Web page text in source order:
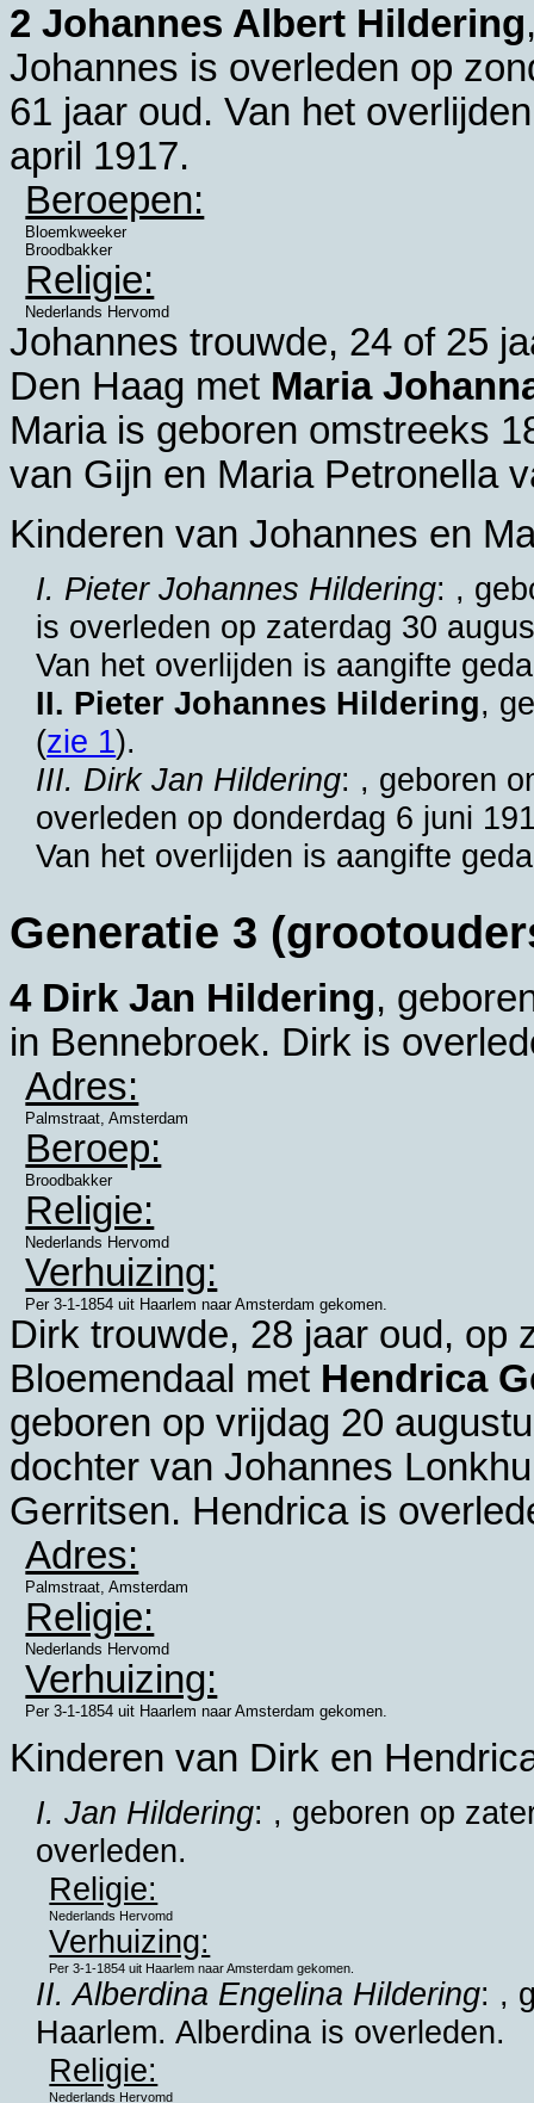
2 Johannes Albert Hildering
Johannes is overleden op
61 jaar oud. Van het
april 1917.
Beroepen:
Bloemkweeker
Broodbakker
Religie:
Nederlands Hervomd
Johannes trouwde, 24 of 25
Den Haag met Maria
Maria is geboren omstreeks
van Gijn en Maria Petronella
Kinderen van Johannes en
I. Pieter Johannes Hildering: ,
is overleden op zaterdag 30
Van het overlijden is aangifte
II. Pieter Johannes Hildering,
(zie 1).
III. Dirk Jan Hildering: , geboren
overleden op donderdag 6 juni
Van het overlijden is aangifte
Generatie 3
4 Dirk Jan Hildering,
in Bennebroek. Dirk is
Adres:
Palmstraat, Amsterdam
Beroep:
Broodbakker
Religie:
Nederlands Hervomd
Verhuizing:
Per 3-1-1854 uit Haarlem naar Amsterdam gekomen.
Dirk trouwde, 28 jaar oud, op
Bloemendaal met Hendrica
geboren op vrijdag 20
dochter van Johannes
Gerritsen. Hendrica is
Adres:
Palmstraat, Amsterdam
Religie:
Nederlands Hervomd
Verhuizing:
Per 3-1-1854 uit Haarlem naar Amsterdam gekomen.
Kinderen van Dirk en
I. Jan Hildering: , geboren op
overleden.
Religie:
Nederlands Hervomd
Verhuizing:
Per 3-1-1854 uit Haarlem naar Amsterdam gekomen.
II. Alberdina Engelina Hildering: ,
Haarlem. Alberdina is overleden.
Religie:
Nederlands Hervomd